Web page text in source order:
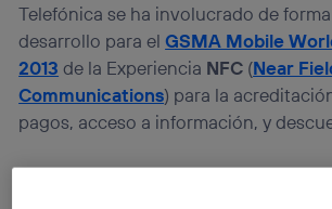
Telefónica se ha involucrado de
desarrollo para elGSMA Mobile
2013 de la Experiencia NFC (Near
Communications) para la
pagos, acceso a información, y